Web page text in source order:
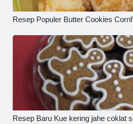
Resep Populer Butter Cookies
Resep Baru Kue kering jahe coklat